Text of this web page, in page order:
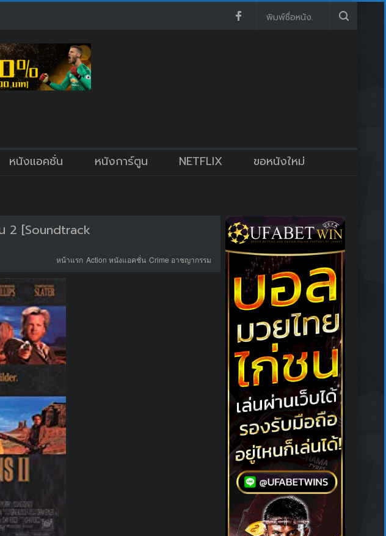
หนังแอคชั่น หนังการ์ตูน NETFLIX ขอหนังใหม่
2 [Soundtrack
หน้าแรก Action หนังแอคชั่น Crime อาชญากรรม